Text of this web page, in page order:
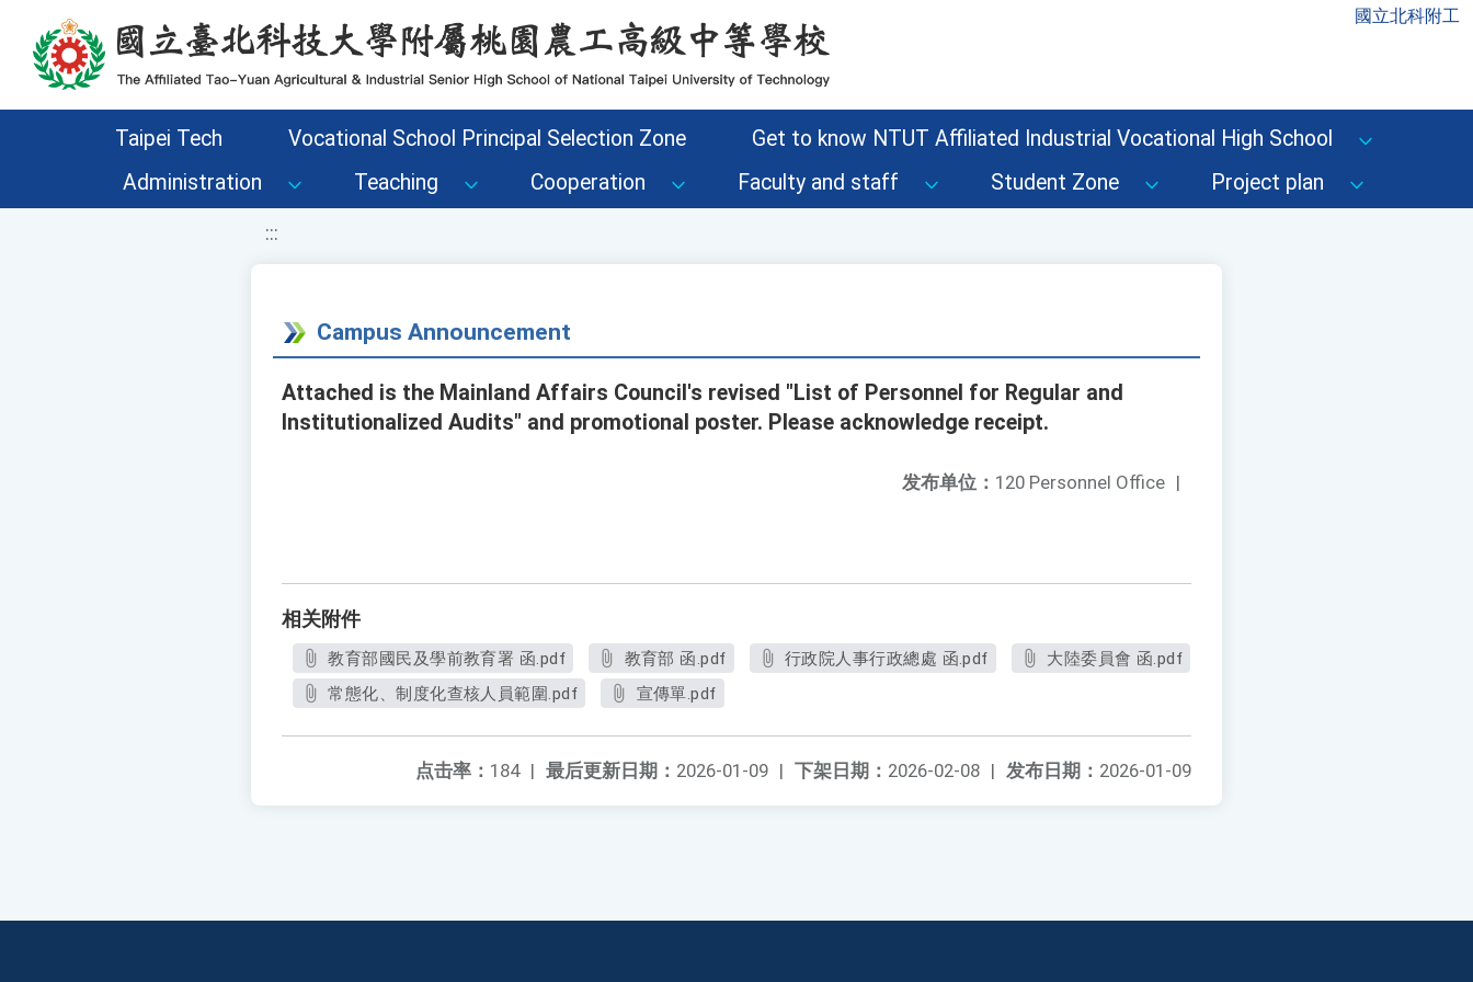
移至網頁之主要內容區位置 國立北科附工
Taipei Tech Vocational School Principal Selection Zone
Get to know NTUT Affiliated Industrial Vocational High School
Administration
Teaching Cooperation Faculty and staff Student Zone Project plan
:::
Campus Announcement
Attached is the Mainland Affairs Council's revised "List of Personnel for Regular and
Institutionalized Audits" and promotional poster. Please acknowledge receipt.
发布单位： 120 Personnel Office |
相关附件
教育部國民及學前教育署 函.pdf 教育部 函.pdf 行政院人事行政總處 函.pdf
大陸委員會 函.pdf
常態化、制度化查核人員範圍.pdf
宣傳單.pdf
发布日期： 2026-01-09
下架日期： 2026-02-08 |
最后更新日期： 2026-01-09 |
点击率： 184 |